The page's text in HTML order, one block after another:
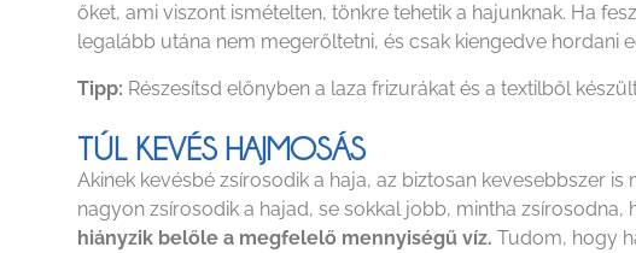
őket, ami viszont ismételten, tönkre tehetik a hajunknak. Ha
legalább utána nem megerőltetni, és csak kiengedve hordani
Tipp: Részesítsd előnyben a laza frizurákat és a textilből
TÚL KEVÉS HAJMOSÁS
Akinek kevésbé zsírosodik a haja, az biztosan kevesebbszer
nagyon zsírosodik a hajad, se sokkal jobb, mintha zsírosodna,
hiányzik belőle a megfelelő mennyiségű víz. Tudom, hogy